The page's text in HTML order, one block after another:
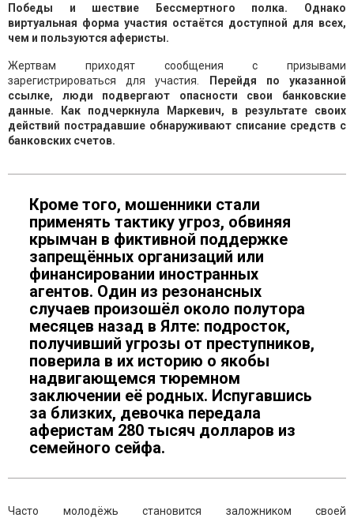
Победы и шествие Бессмертного полка. Однако
виртуальная форма участия остаётся доступной для всех,
чем и пользуются аферисты.
Жертвам приходят сообщения с призывами
зарегистрироваться для участия.
Перейдя по указанной
ссылке, люди подвергают опасности свои банковские
данные. Как подчеркнула Маркевич, в результате своих
действий пострадавшие обнаруживают списание средств с
банковских счетов.
Кроме того, мошенники стали
применять тактику угроз, обвиняя
крымчан в фиктивной поддержке
запрещённых организаций или
финансировании иностранных
агентов. Один из резонансных
случаев произошёл около полутора
месяцев назад в Ялте: подросток,
получивший угрозы от преступников,
поверила в их историю о якобы
надвигающемся тюремном
заключении её родных. Испугавшись
за близких, девочка передала
аферистам 280 тысяч долларов из
семейного сейфа.
Часто молодёжь становится заложником своей